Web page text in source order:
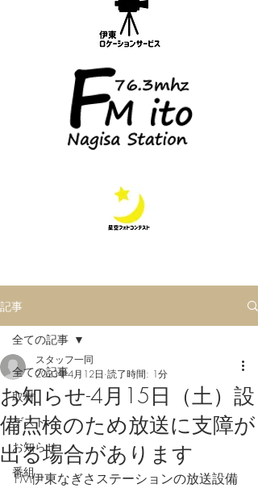
記事
全ての記事
取材
ゲスト
お知らせ
番組
全ての記事
お知らせ-4月15日（土）設
備点検のため放送に支障が
出る場合があります
スタッフ一同
2023年4月12日 読了時間: 1分
FM伊東なぎさステーションの放送設備